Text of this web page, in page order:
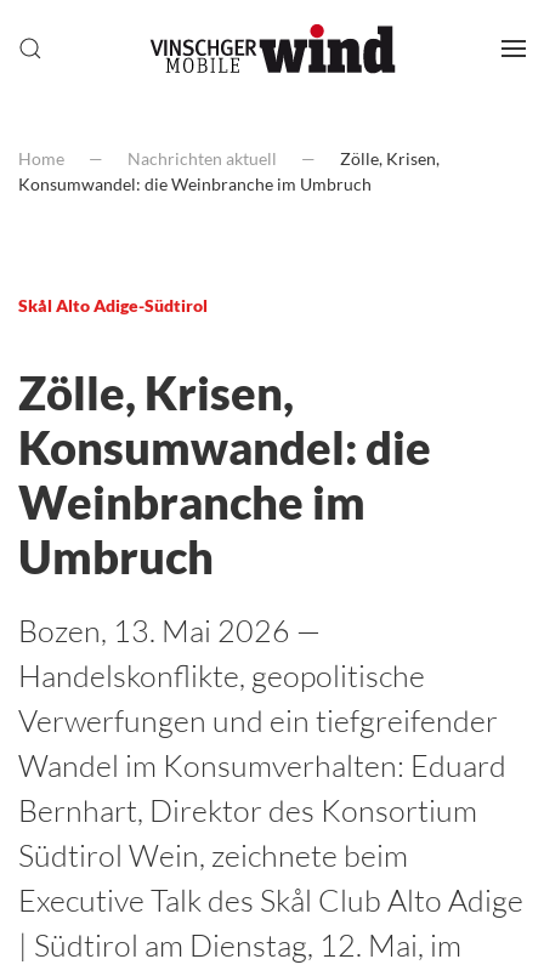
Home Nachrichten aktuell
Zölle, Krisen,
Konsumwandel: die Weinbranche im Umbruch
Skål Alto Adige-Südtirol
Zölle, Krisen,
Konsumwandel: die
Weinbranche im
Umbruch
Bozen, 13. Mai 2026 —
Handelskonflikte, geopolitische
Verwerfungen und ein tiefgreifender
Wandel im Konsumverhalten: Eduard
Bernhart, Direktor des Konsortium
Südtirol Wein, zeichnete beim
Executive Talk des Skål Club Alto Adige
| Südtirol am Dienstag, 12. Mai, im